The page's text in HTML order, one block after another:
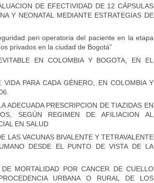
DE EFECTIVIDAD DE 12 CÁPSULAS
Y NEONATAL MEDIANTE ESTRATEGIAS DE
peri operatoria del paciente en la etapa
privados en la ciudad de Bogotá”
EN COLOMBIA Y BOGOTA, EN EL
VIDA PARA CADA GÉNERO, EN COLOMBIA Y
ADECUADA PRESCRIPCION DE TIAZIDAS EN
SEGÚN REGIMEN DE AFILIACION AL
EN SALUD
LAS VACUNAS BIVALENTE Y TETRAVALENTE
DESDE EL PUNTO DE VISTA DE LA
MORTALIDAD POR CANCER DE CUELLO
URBANA O RURAL DE LOS